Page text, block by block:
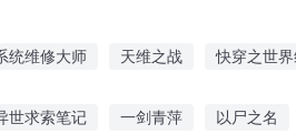
统维修大师 天维之战 快穿之世
世求索笔记 一剑青萍 以尸之名